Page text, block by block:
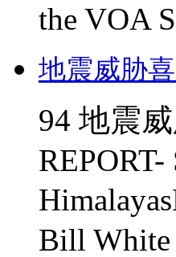
the VOA
地震威胁
94 地震
REPORT-
Bill White